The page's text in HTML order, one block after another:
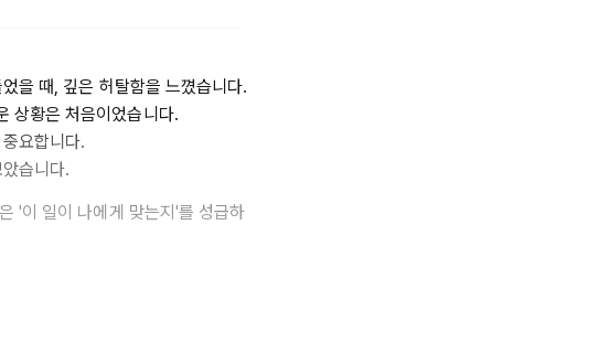
을 때, 깊은 허탈함을 느꼈습니다.
상황은 처음이었습니다.
요합니다.
습니다.
'이 일이 나에게 맞는지'를 성급하